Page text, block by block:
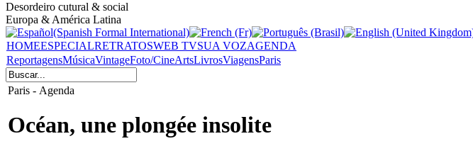
Desordeiro cutural & social
Europa & América Latina
HOMEESPECIALRETRATOSWEB TVSUA VOZAGENDA
ReportagensMúsicaVintageFoto/CineArtsLivrosViagensParis
Paris - Agenda
Océan, une plongée insolite